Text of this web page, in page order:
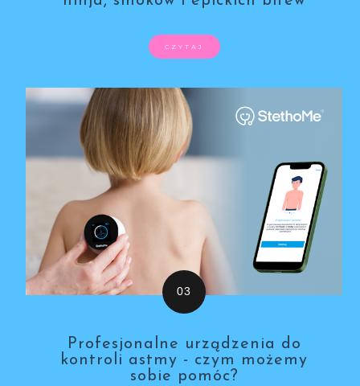
CZYTAJ
Profesjonalne urządzenia do
kontroli astmy - czym możemy
sobie pomóc?